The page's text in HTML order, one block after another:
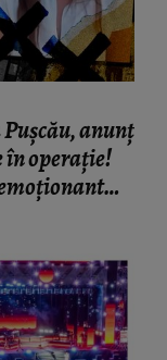
anunț
operație!